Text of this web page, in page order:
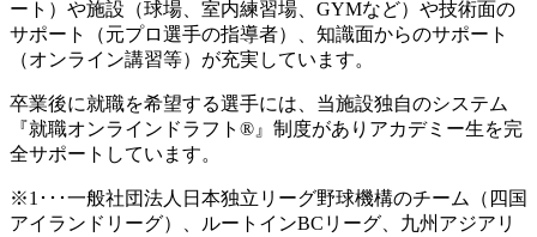
ート）や施設（球場、室内練習場、GYMなど）や技術面の
サポート（元プロ選手の指導者）、知識面からのサポート
（オンライン講習等）が充実しています。
卒業後に就職を希望する選手には、当施設独自のシステム
『就職オンラインドラフト®』制度がありアカデミー生を完
全サポートしています。
※1･･･一般社団法人日本独立リーグ野球機構のチーム（四国
アイランドリーグ）、ルートインBCリーグ、九州アジアリ